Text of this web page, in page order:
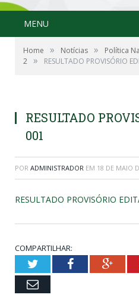
MENU
Home » Notícias »
Política
2 » RESULTADO PROVISÓRIO
RESULTADO
001
POR ADMINISTRADOR EM 18 DE MAIO
RESULTADO PROVISÓRIO
COMPARTILHAR:
TwitterFacebook
Email